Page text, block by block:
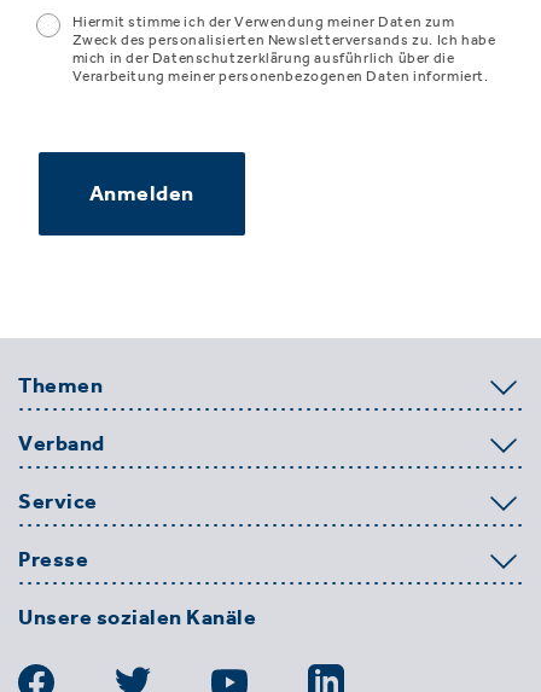
Hiermit stimme ich der Verwendung meiner Daten zum
Zweck des personalisierten Newsletterversands zu. Ich habe
mich in der Datenschutzerklärung ausführlich über die
Verarbeitung meiner personenbezogenen Daten informiert.
Anmelden
Themen
Verband
Service
Presse
Unsere sozialen Kanäle